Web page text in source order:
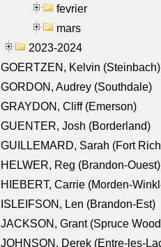
fevrier
mars
2023-2024
GOERTZEN, Kelvin (Steinbach)
GORDON, Audrey (Southdale)
GRAYDON, Cliff (Emerson)
GUENTER, Josh (Borderland)
GUILLEMARD, Sarah (Fort
HELWER, Reg (Brandon-Ouest)
HIEBERT, Carrie (Morden-
ISLEIFSON, Len (Brandon-Est)
JACKSON, Grant (Spruce
JOHNSON, Derek (Entre-les-